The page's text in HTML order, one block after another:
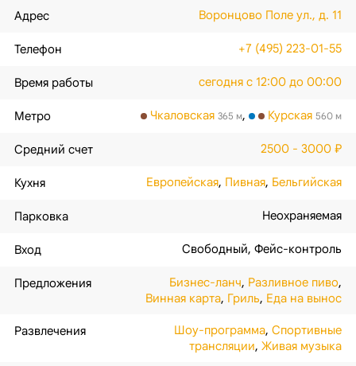
Адрес Воронцово Поле ул., д. 11
Телефон +7 (495) 223-01-55
Время работы сегодня с 12:00 до 00:00
Метро Чкаловская 365 м, Курская 560 м
Средний счет 2500 - 3000 ₽
Кухня Европейская, Пивная, Бельгийская
Парковка Неохраняемая
Вход Свободный,Фейс-контроль
Предложения Бизнес-ланч, Разливное пиво,
Винная карта, Гриль, Еда на вынос
Развлечения Шоу-программа,Спортивные
трансляции,Живая музыка